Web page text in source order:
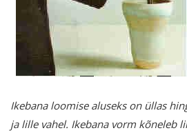
Ikebana loomise aluseks on üllas
ja lille vahel. Ikebana vorm kõneleb